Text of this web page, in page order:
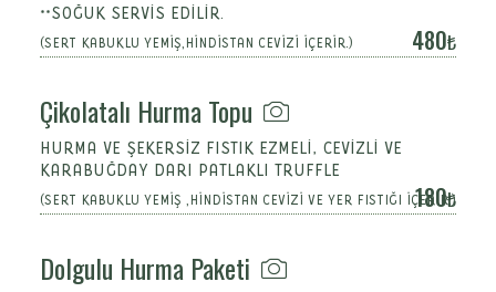
**SOĞUK SERVİS EDİLİR.
(SERT KABUKLU YEMİŞ,HİNDİSTAN CEVİZİ İÇERİR.) 480
Çikolatalı Hurma Topu
HURMA VE ŞEKERSİZ FISTIK EZMELİ, CEVİZLİ VE
KARABUĞDAY DARI PATLAKLI TRUFFLE
(SERT KABUKLU YEMİŞ ,HİNDİSTAN CEVİZİ VE YER FISTIĞI İÇERİR.)
180
Dolgulu Hurma Paketi